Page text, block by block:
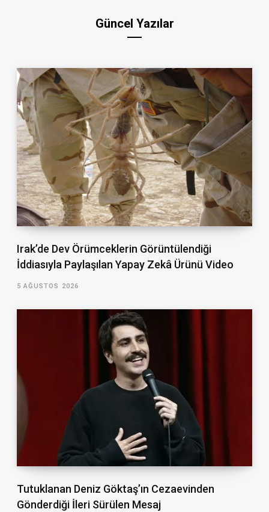
Güncel Yazılar
Irak’de Dev Örümceklerin Görüntülendiği
İddiasıyla Paylaşılan Yapay Zekâ Ürünü Video
5 AĞUSTOS 2026
Tutuklanan Deniz Göktaş’ın Cezaevinden
Gönderdiği İleri Sürülen Mesaj